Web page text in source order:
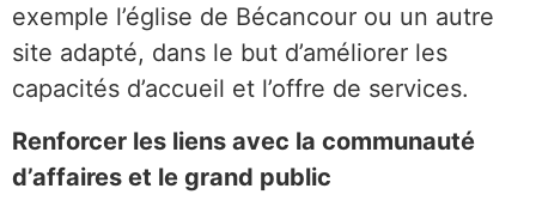
exemple l’église de Bécancour ou un autre
site adapté, dans le but d’améliorer les
capacités d’accueil et l’offre de services.
Renforcer les liens avec la communauté
d’affaires et le grand public